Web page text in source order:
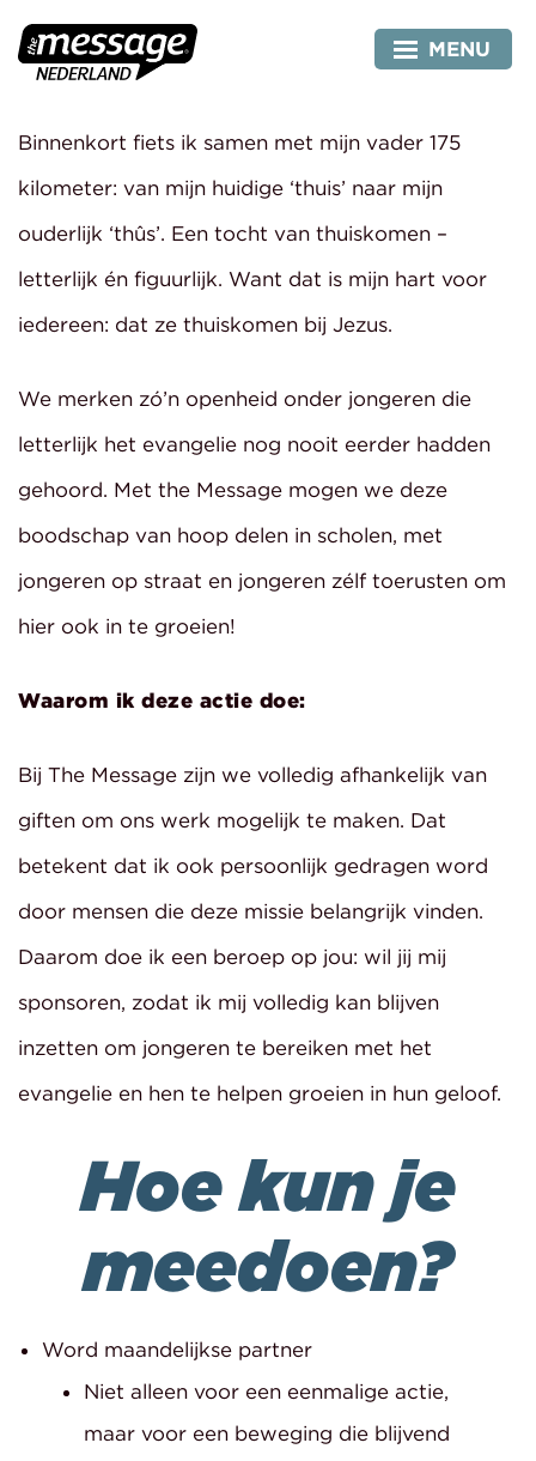
to
content
MENU
Binnenkort fiets ik samen met mijn vader 175
kilometer: van mijn huidige ‘thuis’ naar mijn
ouderlijk ‘thûs’. Een tocht van thuiskomen –
letterlijk én figuurlijk. Want dat is mijn hart voor
iedereen: dat ze thuiskomen bij Jezus.
We merken zó’n openheid onder jongeren die
letterlijk het evangelie nog nooit eerder hadden
gehoord. Met the Message mogen we deze
boodschap van hoop delen in scholen, met
jongeren op straat en jongeren zélf toerusten om
hier ook in te groeien!
Waarom ik deze actie doe:
Bij The Message zijn we volledig afhankelijk van
giften om ons werk mogelijk te maken. Dat
betekent dat ik ook persoonlijk gedragen word
door mensen die deze missie belangrijk vinden.
Daarom doe ik een beroep op jou: wil jij mij
sponsoren, zodat ik mij volledig kan blijven
inzetten om jongeren te bereiken met het
evangelie en hen te helpen groeien in hun geloof.
Hoe kun je
meedoen?
Word maandelijkse partner
Niet alleen voor een eenmalige actie,
maar voor een beweging die blijvend